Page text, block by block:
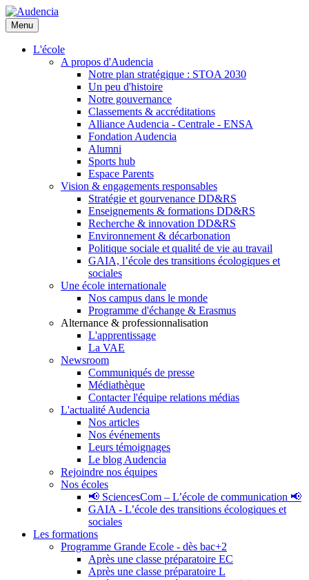
Aller
au
contenu
principal
Menu
L'école
A propos d'Audencia
Notre plan stratégique : STOA 2030
Un peu d'histoire
Notre gouvernance
Classements & accréditations
Alliance Audencia - Centrale - ENSA
Fondation Audencia
Alumni
Sports hub
Espace Parents
Vision & engagements responsables
Stratégie et gourvenance DD&RS
Enseignements & formations DD&RS
Recherche & innovation DD&RS
Environnement & décarbonation
Politique sociale et qualité de vie au travail
GAIA, l’école des transitions écologiques et
sociales
Une école internationale
Nos campus dans le monde
Programme d'échange & Erasmus
Alternance & professionnalisation
L'apprentissage
La VAE
Newsroom
Communiqués de presse
Médiathèque
Contacter l'équipe relations médias
L'actualité Audencia
Nos articles
Nos événements
Leurs témoignages
Le blog Audencia
Rejoindre nos équipes
Nos écoles
📢 SciencesCom – L’école de communication 📢
GAIA - L’école des transitions écologiques et
sociales
Les formations
Programme Grande Ecole - dès bac+2
Après une classe préparatoire EC
Après une classe préparatoire L